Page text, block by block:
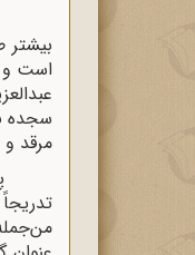
است و
سجده
مرقد و